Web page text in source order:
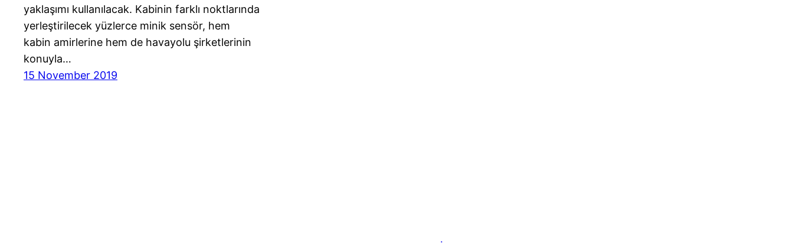
yaklaşımı kullanılacak. Kabinin farklı noktlarında
yerleştirilecek yüzlerce minik sensör, hem
kabin amirlerine hem de havayolu şirketlerinin
konuyla…
15 November 2019
İletişim